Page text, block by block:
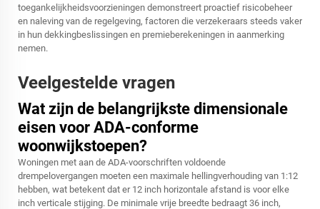
toegankelijkheidsvoorzieningen demonstreert proactief risicobeheer
en naleving van de regelgeving, factoren die verzekeraars steeds vaker
in hun dekkingbeslissingen en premieberekeningen in aanmerking
nemen.
Veelgestelde vragen
Wat zijn de belangrijkste dimensionale
eisen voor ADA-conforme
woonwijkstoepen?
Woningen met aan de ADA-voorschriften voldoende
drempelovergangen moeten een maximale hellingverhouding van 1:12
hebben, wat betekent dat er 12 inch horizontale afstand is voor elke
inch verticale stijging. De minimale vrije breedte bedraagt 36 inch,